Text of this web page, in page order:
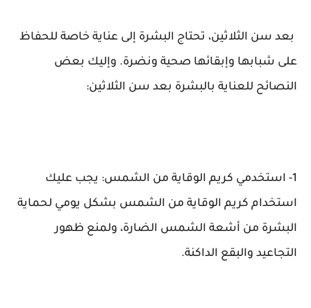
بعد سن الثلاثين، تحتاج البشرة إلى عناية خاصة للحفاظ
على شبابها وإبقائها صحية ونضرة. وإليك بعض
النصائح للعناية بالبشرة بعد سن الثلاثين:
1- استخدمي كريم الوقاية من الشمس: يجب عليك
استخدام كريم الوقاية من الشمس بشكل يومي لحماية
البشرة من أشعة الشمس الضارة، ولمنع ظهور
التجاعيد والبقع الداكنة.